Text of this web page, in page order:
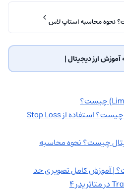
نحوه محاسبه استاپ لاس
ارز دیجیتال |
استاپ لاس یا حد ضرر چیست؟ استفاده از Stop Loss
چیست؟ نحوه محاسبه
| آموزش کامل تصویری حد‌